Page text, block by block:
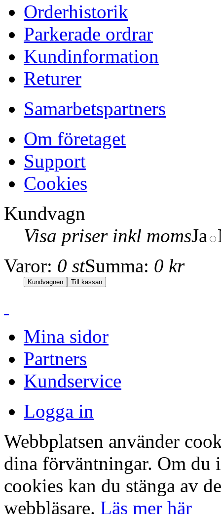
Orderhistorik
Parkerade ordrar
Kundinformation
Returer
Samarbetspartners
Om företaget
Support
Cookies
Kundvagn
Visa priser inkl momsJa
Varor: 0 stSumma: 0 kr
Mina sidor
Partners
Kundservice
Logga in
Webbplatsen använder
dina förväntningar. Om du
cookies kan du stänga av
webbläsare. Läs mer här